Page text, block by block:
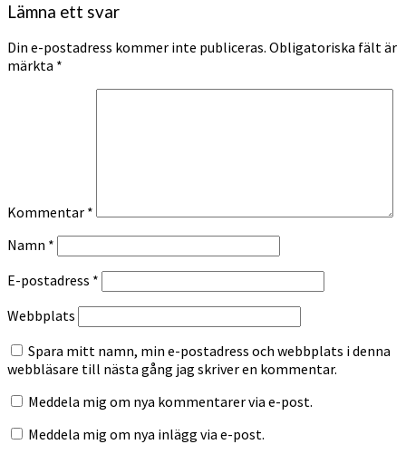
Lämna ett svar
Din e-postadress kommer inte publiceras. Obligatoriska fält är
märkta *
Kommentar *
Namn *
E-postadress *
Webbplats
Spara mitt namn, min e-postadress och webbplats i denna
webbläsare till nästa gång jag skriver en kommentar.
Meddela mig om nya kommentarer via e-post.
Meddela mig om nya inlägg via e-post.